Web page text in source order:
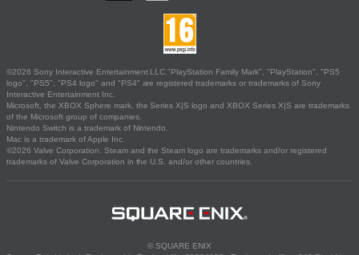
©2026 Sony Interactive Entertainment LLC."PlayStation Family Mark", "PlayStation", "PS5
logo", "PS5", "PS4 logo" and "PS4" are registered trademarks or trademarks of Sony
Interactive Entertainment Inc.
Microsoft, the XBOX Sphere mark, the Series X|S logo and XBOX Series X|S are trademarks
of the Microsoft group of companies.
Nintendo Switch is a trademark of Nintendo.
Mac is a trademark of Apple Inc.
©2026 Valve Corporation. Steam and the Steam logo are trademarks and/or registered
trademarks of Valve Corporation in the U.S. and/or other countries.
© SQUARE ENIX